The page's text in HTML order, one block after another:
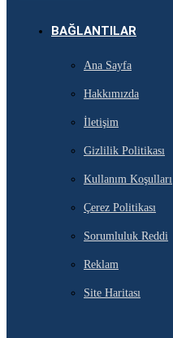
BAĞLANTILAR
Ana Sayfa
Hakkımızda
İletişim
Gizlilik Politikası
Kullanım Koşulları
Çerez Politikası
Sorumluluk Reddi
Reklam
Site Haritası